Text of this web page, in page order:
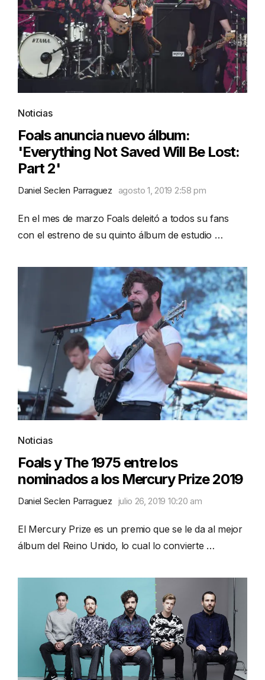
Noticias
Foals anuncia nuevo álbum:
'Everything Not Saved Will Be Lost:
Part 2'
Daniel Seclen Parraguez agosto 1, 2019 2:58 pm
En el mes de marzo Foals deleitó a todos su fans
con el estreno de su quinto álbum de estudio …
Noticias
Foals y The 1975 entre los
nominados a los Mercury Prize 2019
Daniel Seclen Parraguez julio 26, 2019 10:20 am
El Mercury Prize es un premio que se le da al mejor
álbum del Reino Unido, lo cual lo convierte …